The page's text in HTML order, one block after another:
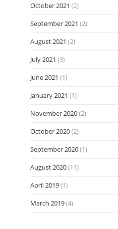
October 2021 (2)
September 2021 (2)
August 2021 (2)
July 2021 (3)
June 2021 (1)
January 2021 (1)
November 2020(2)
October 2020(2)
September 2020(1)
August 2020(11)
April 2019(1)
March 2019(4)